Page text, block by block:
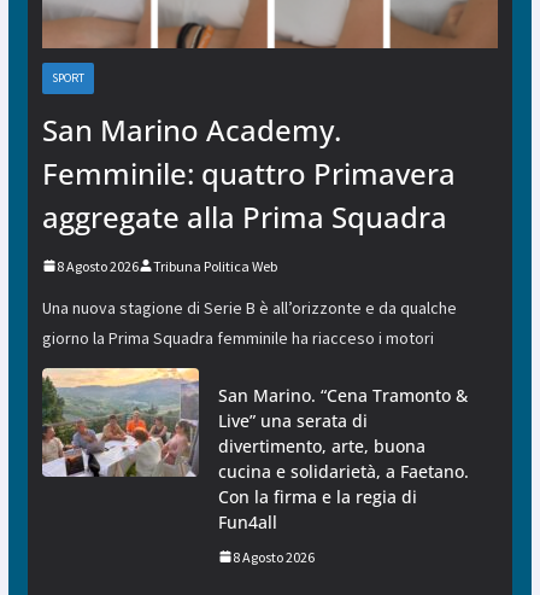
SPORT
San Marino Academy.
Femminile: quattro Primavera
aggregate alla Prima Squadra
8 Agosto 2026 Tribuna Politica Web
Una nuova stagione di Serie B è all’orizzonte e da qualche
giorno la Prima Squadra femminile ha riacceso i motori
San Marino. “Cena Tramonto &
Live” una serata di
divertimento, arte, buona
cucina e solidarietà, a Faetano.
Con la firma e la regia di
Fun4all
8 Agosto 2026